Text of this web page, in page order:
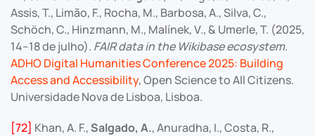
Assis, T., Limão, F., Rocha, M., Barbosa, A., Silva, C.,
Schöch, C., Hinzmann, M., Malínek, V., & Umerle, T. (2025,
14–18 de julho). FAIR data in the Wikibase ecosystem.
ADHO Digital Humanities Conference 2025: Building
Access and Accessibility, Open Science to All Citizens.
Universidade Nova de Lisboa, Lisboa.
[72] Khan, A. F., Salgado, A., Anuradha, I., Costa, R.,